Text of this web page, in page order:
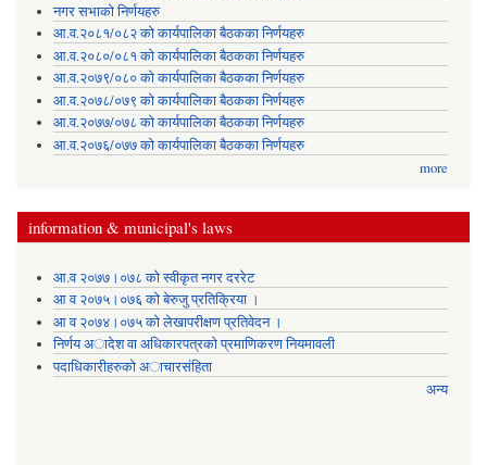
नगर सभाको निर्णयहरु
आ.व.२०८१/०८२ को कार्यपालिका बैठकका निर्णयहरु
आ.व.२०८०/०८१ को कार्यपालिका बैठकका निर्णयहरु
आ.व.२०७९/०८० को कार्यपालिका बैठकका निर्णयहरु
आ.व.२०७८/०७९ को कार्यपालिका बैठकका निर्णयहरु
आ.व.२०७७/०७८ को कार्यपालिका बैठकका निर्णयहरु
आ.व.२०७६/०७७ को कार्यपालिका बैठकका निर्णयहरु
more
information & municipal's laws
आ.व २०७७।०७८ को स्वीकृत नगर दररेट
आ व २०७५।०७६ को बेरुजु प्रतिक्रिया ।
आ व २०७४।०७५ काे लेखापरीक्षण प्रतिवेदन ।
निर्णय अादेश वा अधिकारपत्रकाे प्रमाणिकरण नियमावली
पदाधिकारीहरुको अाचारसंहिता
अन्य